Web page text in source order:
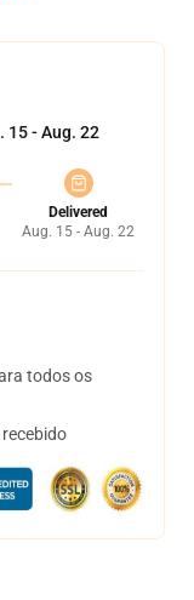
15 - Aug. 22
Delivered
Aug. 15 - Aug. 22
todos os